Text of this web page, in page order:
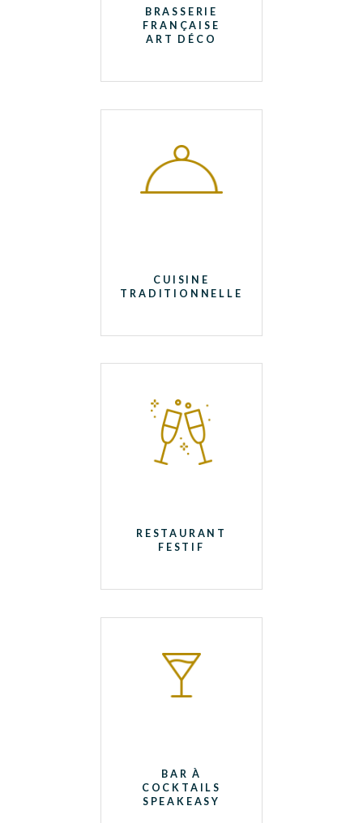
BRASSERIE
FRANÇAISE
ART DÉCO
CUISINE
TRADITIONNELLE
RESTAURANT
FESTIF
BAR À
COCKTAILS
SPEAKEASY